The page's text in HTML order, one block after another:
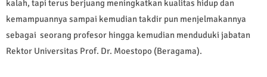
kalah, tapi terus berjuang meningkatkan kualitas hidup dan
kemampuannya sampai kemudian takdir pun menjelmakannya
sebagai seorang profesor hingga kemudian menduduki jabatan
Rektor Universitas Prof. Dr. Moestopo (Beragama).